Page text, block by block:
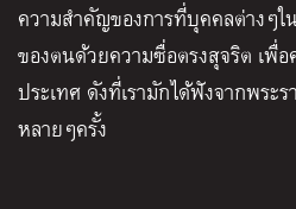
ความสำคัญของการที่บุคคลต่างๆ
ของตนด้วยความซื่อตรงสุจริต เพื่
ประเทศ ดังที่เรามักได้ฟังจากพระ
หลายๆครั้ง